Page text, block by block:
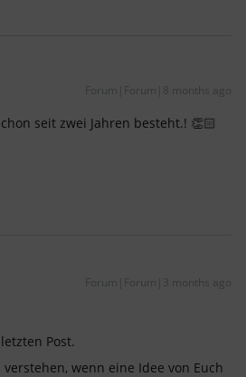
Forum|Forum|8 months ago
seit zwei Jahren besteht.! 👏🏻
Forum|Forum|3 months ago
Post.
wenn eine Idee von Euch